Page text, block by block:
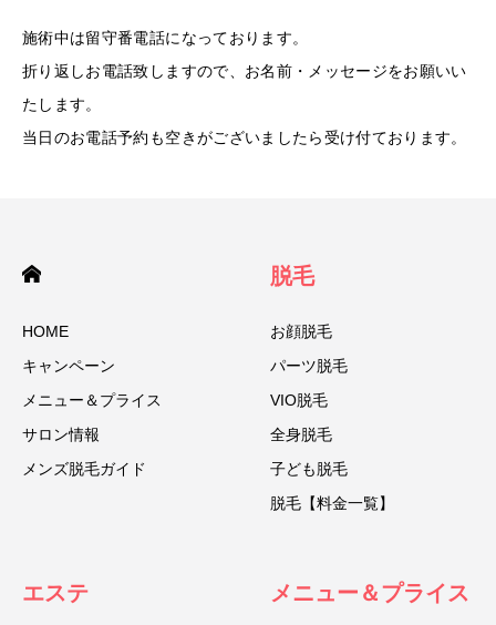
施術中は留守番電話になっております。
折り返しお電話致しますので、お名前・メッセージをお願いい
たします。
当日のお電話予約も空きがございましたら受け付ております。
HOME
キャンペーン
メニュー＆プライス
サロン情報
メンズ脱毛ガイド
脱毛
お顔脱毛
パーツ脱毛
VIO脱毛
全身脱毛
子ども脱毛
脱毛【料金一覧】
エステ メニュー＆プライス